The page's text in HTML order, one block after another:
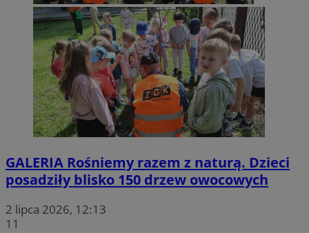
GALERIA Rośniemy razem z naturą. Dzieci
posadziły blisko 150 drzew owocowych
2 lipca 2026, 12:13
11